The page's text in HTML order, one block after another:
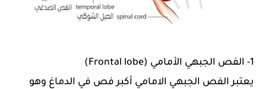
1- الفص الجبهي الأمامي (
Frontal lobe
)
يعتبر الفص الجبهي الامامي أكبر فص في الدماغ وهو